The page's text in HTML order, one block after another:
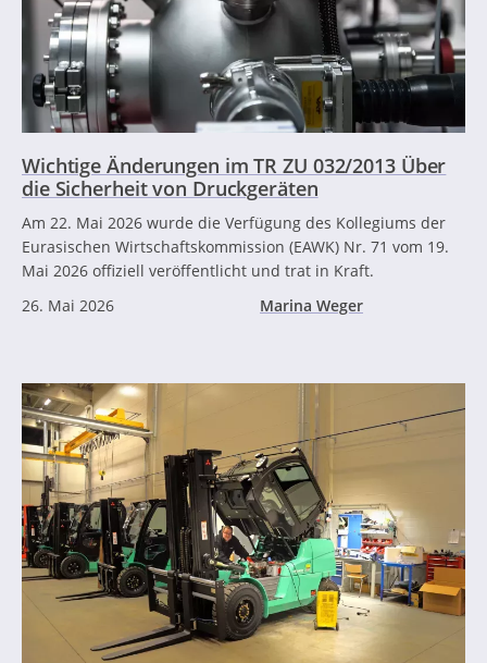
Wichtige Änderungen im TR ZU 032/2013 Über
die Sicherheit von Druckgeräten
Am 22. Mai 2026 wurde die Verfügung des Kollegiums der
Eurasischen Wirtschaftskommission (EAWK) Nr. 71 vom 19.
Mai 2026 offiziell veröffentlicht und trat in Kraft.
26. Mai 2026
Marina Weger